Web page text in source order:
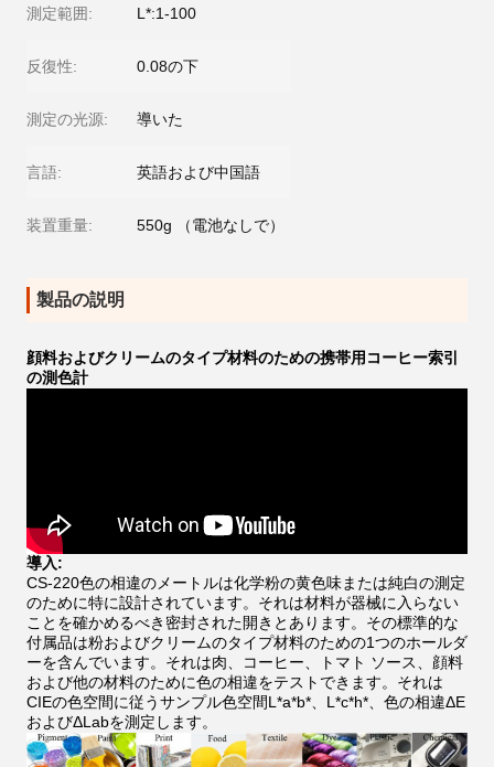
測定範囲: L*:1-100
反復性: 0.08の下
測定の光源: 導いた
言語: 英語および中国語
装置重量: 550g （電池なしで）
製品の説明
顔料およびクリームのタイプ材料のための携帯用コーヒー索引
の測色計
導入:
CS-220色の相違のメートルは化学粉の黄色味または純白の測定
のために特に設計されています。それは材料が器械に入らない
ことを確かめるべき密封された開きとあります。その標準的な
付属品は粉およびクリームのタイプ材料のための1つのホールダ
ーを含んでいます。それは肉、コーヒー、トマト ソース、顔料
および他の材料のために色の相違をテストできます。それは
CIEの色空間に従うサンプル色空間L*a*b*、L*c*h*、色の相違ΔE
およびΔLabを測定します。